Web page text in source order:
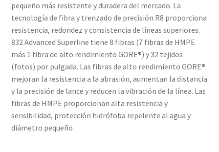
pequeño más resistente y duradera del mercado. La
tecnología de fibra y trenzado de precisión R8 proporciona
resistencia, redondez y consistencia de líneas superiores.
832 Advanced Superline tiene 8 fibras (7 fibras de HMPE
más 1 fibra de alto rendimiento GORE®) y 32 tejidos
(fotos) por pulgada. Las fibras de alto rendimiento GORE®
mejoran la resistencia a la abrasión, aumentan la distancia
y la precisión de lance y reducen la vibración de la línea. Las
fibras de HMPE proporcionan alta resistencia y
sensibilidad, protección hidrófoba repelente al agua y
diámetro pequeño